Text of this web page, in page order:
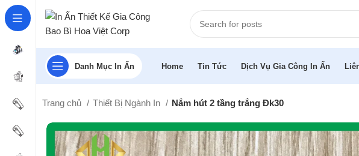
Danh Mục In Ấn Home Tin Tức Dịch Vụ Gia Công In Ấn
Trang chủ Thiết Bị Ngành In Nắm hút 2 tầng trắng Đk30